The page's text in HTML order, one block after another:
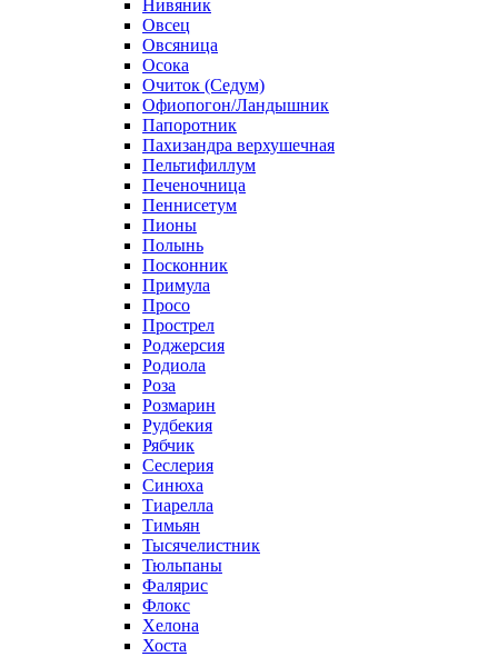
Нивяник
Овсец
Овсяница
Осока
Очиток (Седум)
Офиопогон/Ландышник
Папоротник
Пахизандра верхушечная
Пельтифиллум
Печеночница
Пеннисетум
Пионы
Полынь
Посконник
Примула
Просо
Прострел
Роджерсия
Родиола
Роза
Розмарин
Рудбекия
Рябчик
Сеслерия
Синюха
Тиарелла
Тимьян
Тысячелистник
Тюльпаны
Фалярис
Флокс
Хелона
Хоста